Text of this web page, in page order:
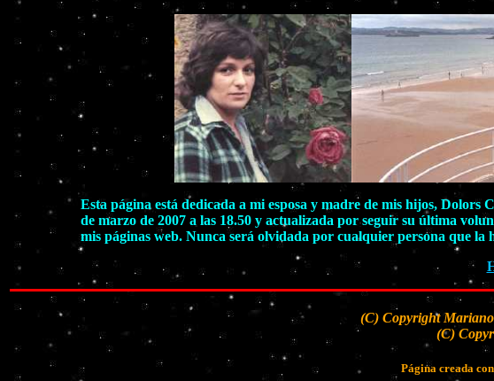
Esta página está dedicada a mi esposa y madre de mis hijos,
de marzo de 2007 a las 18.50 y actualizada por seguir su última
mis páginas web. Nunca será olvidada por cualquier persona que la
(C) Copyright
(C)
Página creada